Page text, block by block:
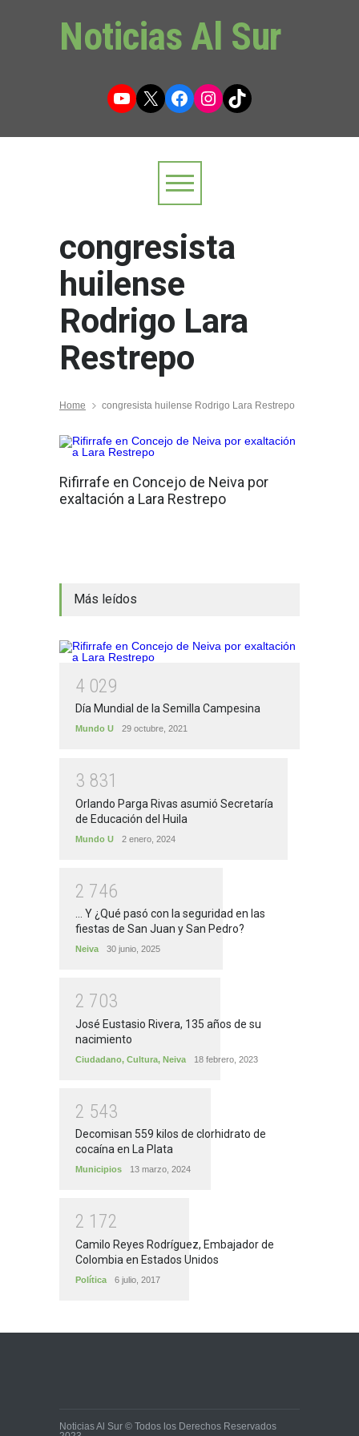
Noticias Al Sur
YouTube
X Facebook
Instagram
TikTok
congresista
huilense
Rodrigo Lara
Restrepo
Home congresista huilense Rodrigo Lara Restrepo
Rifirrafe en Concejo de Neiva por
exaltación a Lara Restrepo
Más leídos
4 029
Día Mundial de la Semilla Campesina
Mundo U 29 octubre, 2021
3 831
Orlando Parga Rivas asumió Secretaría
de Educación del Huila
Mundo U 2 enero, 2024
2 746
... Y ¿Qué pasó con la seguridad en las
fiestas de San Juan y San Pedro?
Neiva 30 junio, 2025
2 703
José Eustasio Rivera, 135 años de su
nacimiento
Ciudadano, Cultura, Neiva 18 febrero, 2023
2 543
Decomisan 559 kilos de clorhidrato de
cocaína en La Plata
Municipios 13 marzo, 2024
2 1 72
Camilo Reyes Rodríguez, Embajador de
Colombia en Estados Unidos
Política 6 julio, 2017
Noticias Al Sur © Todos los Derechos Reservados